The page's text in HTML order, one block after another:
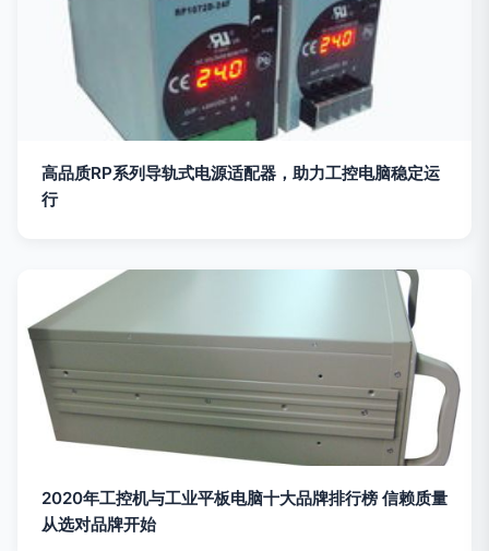
高品质RP系列导轨式电源适配器，助力工控电脑稳定运
行
2020年工控机与工业平板电脑十大品牌排行榜 信赖质量
从选对品牌开始